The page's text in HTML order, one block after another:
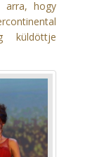
hogy
küldöttje